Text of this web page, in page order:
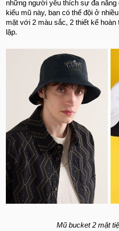
những người yêu thích sự đa
kiểu mũ này, bạn có thể đội ở
mặt với 2 màu sắc, 2 thiết kế hoàn
lặp.
Mũ bucket 2 mặt